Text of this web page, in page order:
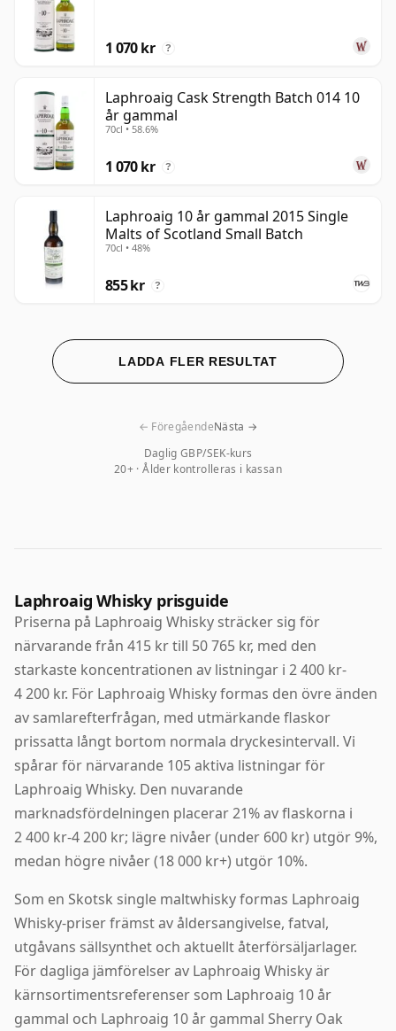
1 070 kr ?
Laphroaig Cask Strength Batch 014 10
år gammal
70cl • 58.6%
1 070 kr ?
Laphroaig 10 år gammal 2015 Single
Malts of Scotland Small Batch
70cl • 48%
855 kr ?
LADDA FLER RESULTAT
Daglig GBP/SEK-kurs
20+ · Ålder kontrolleras i kassan
← FöregåendeNästa →
Laphroaig Whisky prisguide
Priserna på Laphroaig Whisky sträcker sig för
närvarande från 415 kr till 50 765 kr, med den
starkaste koncentrationen av listningar i 2 400 kr-
4 200 kr. För Laphroaig Whisky formas den övre änden
av samlarefterfrågan, med utmärkande flaskor
prissatta långt bortom normala dryckesintervall. Vi
spårar för närvarande 105 aktiva listningar för
Laphroaig Whisky. Den nuvarande
marknadsfördelningen placerar 21% av flaskorna i
2 400 kr-4 200 kr; lägre nivåer (under 600 kr) utgör 9%,
medan högre nivåer (18 000 kr+) utgör 10%.
Som en Skotsk single maltwhisky formas Laphroaig
Whisky-priser främst av åldersangivelse, fatval,
utgåvans sällsynthet och aktuellt återförsäljarlager.
För dagliga jämförelser av Laphroaig Whisky är
kärnsortimentsreferenser som Laphroaig 10 år
gammal och Laphroaig 10 år gammal Sherry Oak